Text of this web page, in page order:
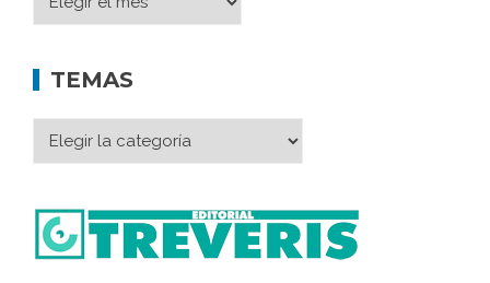
TEMAS